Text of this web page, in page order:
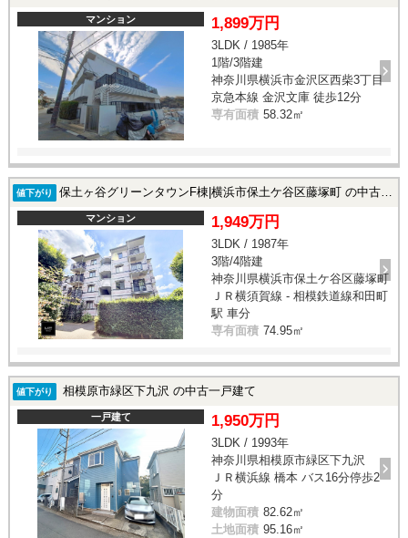
マンション 1,899万円
3LDK / 1985年
1階/3階建
神奈川県横浜市金沢区西柴3丁目
京急本線 金沢文庫 徒歩12分
専有面積 58.32㎡
値下がり 保土ヶ谷グリーンタウンF棟|横浜市保土ケ谷区藤塚町 の中古マンション
マンション 1,949万円
3LDK / 1987年
3階/4階建
神奈川県横浜市保土ケ谷区藤塚町
ＪＲ横須賀線 - 相模鉄道線和田町
駅 車分
専有面積 74.95㎡
値下がり 相模原市緑区下九沢 の中古一戸建て
一戸建て 1,950万円
3LDK / 1993年
神奈川県相模原市緑区下九沢
ＪＲ横浜線 橋本 バス16分停歩2
分
建物面積 82.62㎡
土地面積 95.16㎡